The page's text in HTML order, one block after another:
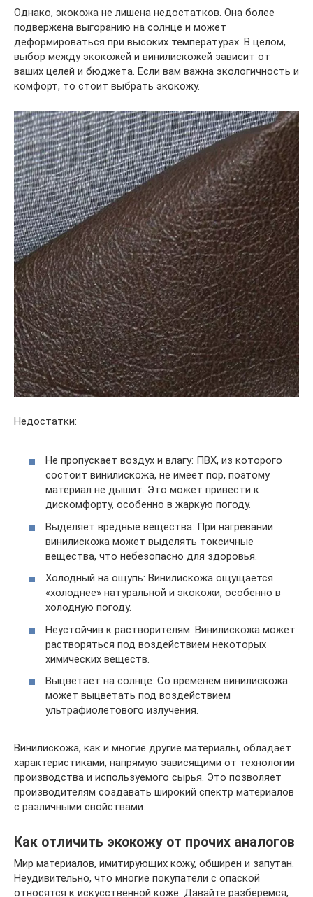
Однако, экокожа не лишена недостатков. Она более
подвержена выгоранию на солнце и может
деформироваться при высоких температурах. В целом,
выбор между экокожей и винилискожей зависит от
ваших целей и бюджета. Если вам важна экологичность и
комфорт, то стоит выбрать экокожу.
Недостатки:
Не пропускает воздух и влагу: ПВХ, из которого
состоит винилискожа, не имеет пор, поэтому
материал не дышит. Это может привести к
дискомфорту, особенно в жаркую погоду.
Выделяет вредные вещества: При нагревании
винилискожа может выделять токсичные
вещества, что небезопасно для здоровья.
Холодный на ощупь: Винилискожа ощущается
«холоднее» натуральной и экокожи, особенно в
холодную погоду.
Неустойчив к растворителям: Винилискожа может
растворяться под воздействием некоторых
химических веществ.
Выцветает на солнце: Со временем винилискожа
может выцветать под воздействием
ультрафиолетового излучения.
Винилискожа, как и многие другие материалы, обладает
характеристиками, напрямую зависящими от технологии
производства и используемого сырья. Это позволяет
производителям создавать широкий спектр материалов
с различными свойствами.
Как отличить экокожу от прочих аналогов
Мир материалов, имитирующих кожу, обширен и запутан.
Неудивительно, что многие покупатели с опаской
относятся к искусственной коже. Давайте разберемся,